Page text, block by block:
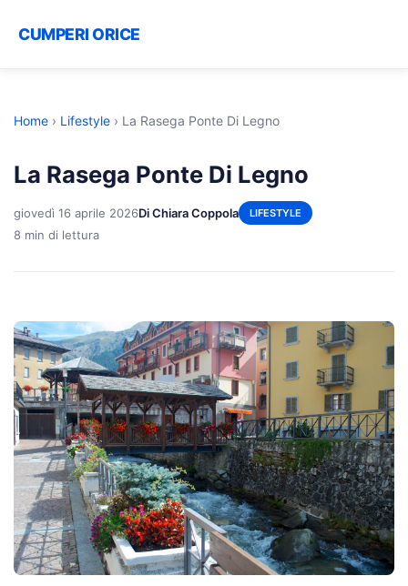
CUMPERI ORICE
Home › Lifestyle › La Rasega Ponte Di Legno
La Rasega Ponte Di Legno
giovedì 16 aprile 2026Di Chiara Coppola LIFESTYLE
8 min di lettura